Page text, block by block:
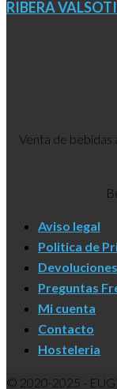
RIBERA
Venta de bebidas
Aviso legal
Politica de
Devoluciones
Preguntas
Mi cuenta
Contacto
Hosteleria
© 2020-2025 -